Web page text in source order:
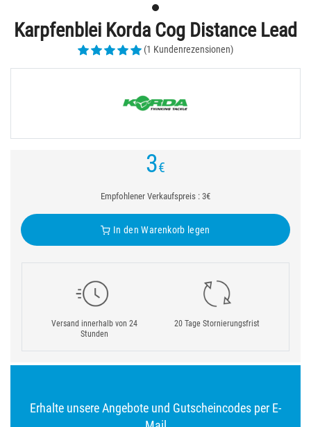
Karpfenblei Korda Cog Distance Lead
(1 Kundenrezensionen)
3€
Empfohlener Verkaufspreis : 3€
In den Warenkorb legen
Versand innerhalb von 24
Stunden
20 Tage Stornierungsfrist
Erhalte unsere Angebote und Gutscheincodes per E-